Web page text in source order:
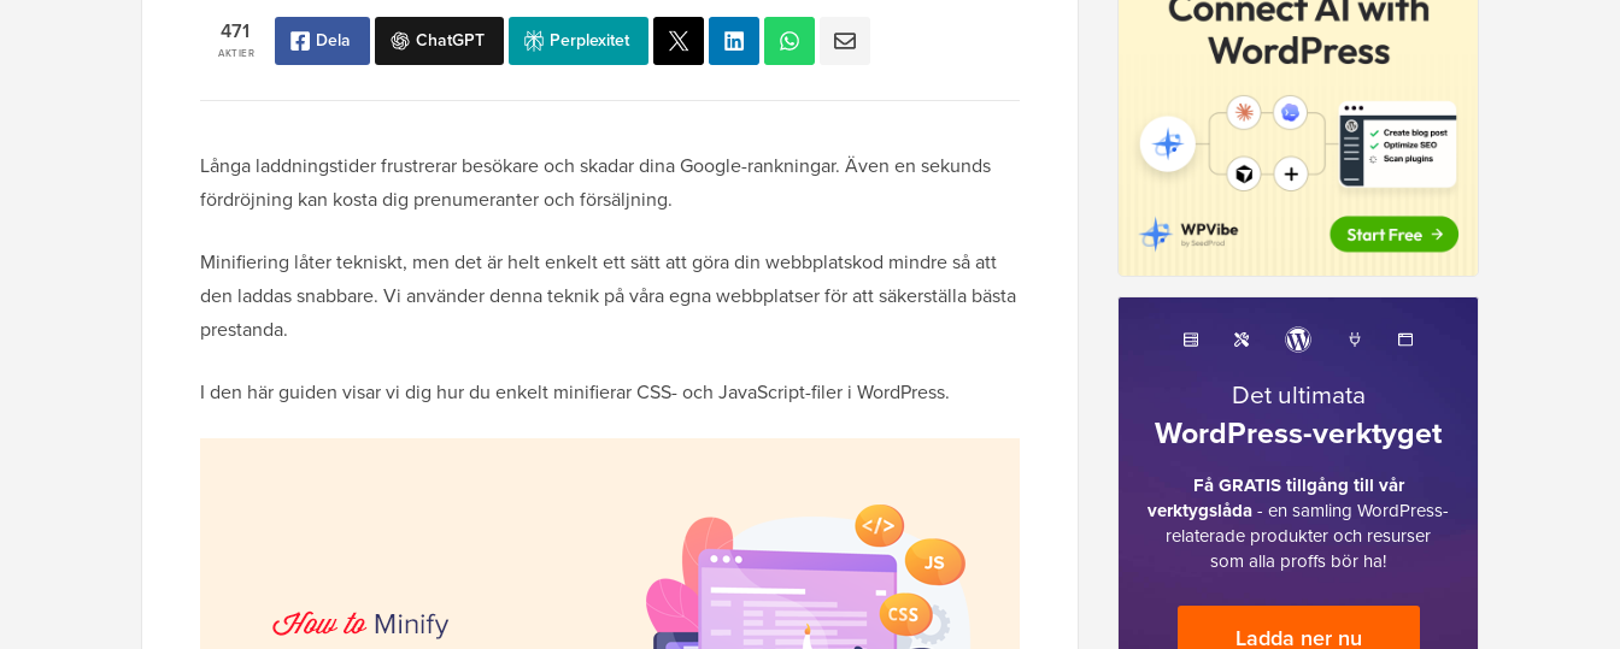
AKTIER
471 Dela ChatGPT Perplexitet
Långa laddningstider frustrerar besökare och skadar dina Google-rankningar. Även en sekunds
fördröjning kan kosta dig prenumeranter och försäljning.
Minifiering låter tekniskt, men det är helt enkelt ett sätt att göra din webbplatskod mindre så att
den laddas snabbare. Vi använder denna teknik på våra egna webbplatser för att säkerställa bästa
prestanda.
I den här guiden visar vi dig hur du enkelt minifierar CSS- och JavaScript-filer i WordPress. Det ultimata
WordPress-verktyget
Få GRATIS tillgång till vår
verktygslåda- en samling WordPress-
relaterade produkter och resurser
som alla proffs bör ha!
Ladda ner nu